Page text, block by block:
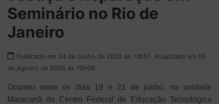
Seminário no Rio de
Janeiro
Publicado em 24 de Junho de 2026 às 13h51.
Atualizado em 05
de Agosto de 2026 às 15h09
Ocorreu entre os dias 19 e 21 de junho, na unidade
Maracanã do Centro Federal de Educação Tecnológica